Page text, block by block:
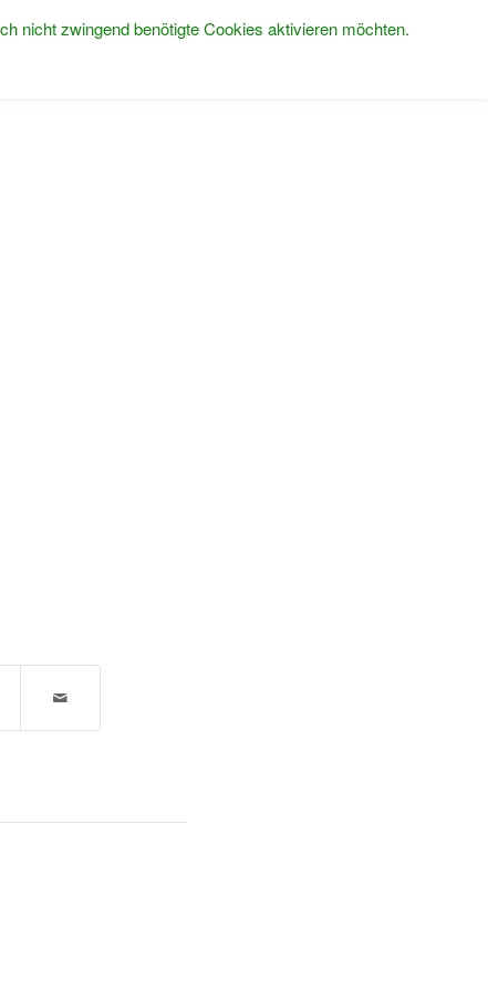
nicht zwingend benötigte Cookies aktivieren möchten.